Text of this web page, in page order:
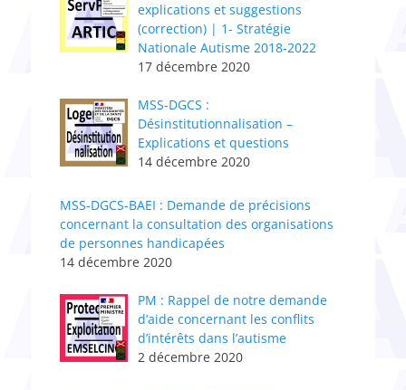
explications et suggestions
(correction) | 1- Stratégie
Nationale Autisme 2018-2022
17 décembre 2020
MSS-DGCS :
Désinstitutionnalisation –
Explications et questions
14 décembre 2020
MSS-DGCS-BAEI : Demande de précisions
concernant la consultation des organisations
de personnes handicapées
14 décembre 2020
PM : Rappel de notre demande
d’aide concernant les conflits
d’intérêts dans l’autisme
2 décembre 2020